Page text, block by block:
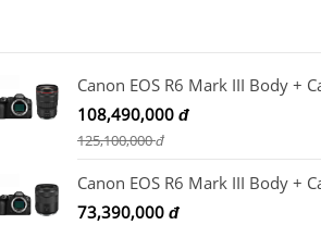
108,490,000 đ
125,100,000đ
73,390,000 đ